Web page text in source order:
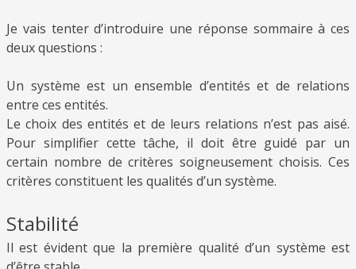
Je vais tenter d’introduire une réponse sommaire à ces
deux questions :
Un système est un ensemble d’entités et de relations
entre ces entités.
Le choix des entités et de leurs relations n’est pas aisé.
Pour simplifier cette tâche, il doit être guidé par un
certain nombre de critères soigneusement choisis. Ces
critères constituent les qualités d’un système.
Stabilité
Il est évident que la première qualité d’un système est